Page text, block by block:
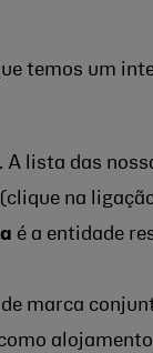
temos um
lista das
(clique na
é a entidade
marca